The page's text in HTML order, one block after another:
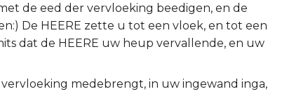
de eed der vervloeking beedigen, en de
De HEERE zette u tot een vloek, en tot een
dat de HEERE uw heup vervallende, en uw
medebrengt, in uw ingewand inga,